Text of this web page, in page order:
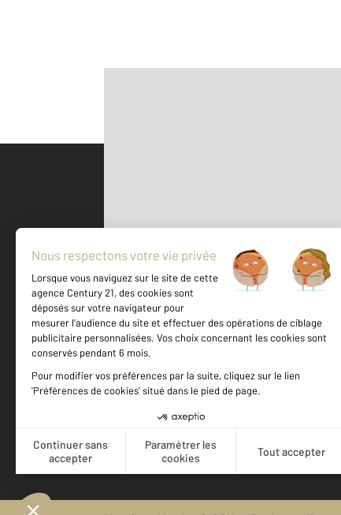
500 m ©Mappy
Votre agence est notée
Achat
Location